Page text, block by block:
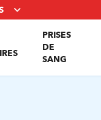
PRISES
DE
SANG